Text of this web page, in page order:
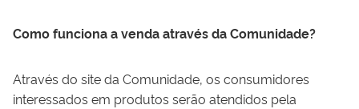
Como funciona a venda através da Comunidade?
Através do site da Comunidade, os consumidores
interessados em produtos serão atendidos pela